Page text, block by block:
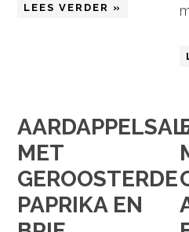
LEES VERDER »
MET
GEROOSTERDE
PAPRIKA EN